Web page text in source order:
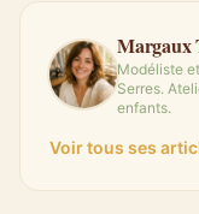
Margaux
Modéliste
Serres.
enfants.
Voir tous ses